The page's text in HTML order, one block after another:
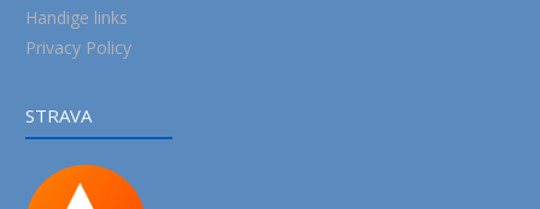
Handige links
Privacy Policy
STRAVA